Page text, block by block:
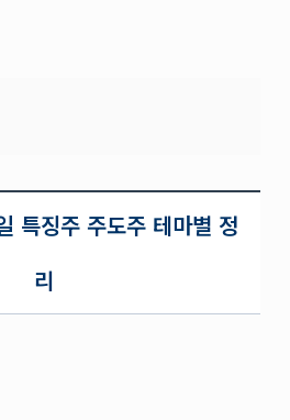
특징주 주도주 테마별 정
리